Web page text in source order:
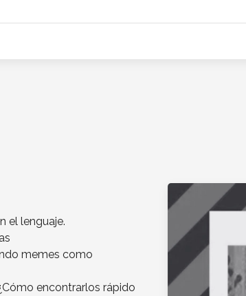
el lenguaje.
memes como
encontrarlos rápido